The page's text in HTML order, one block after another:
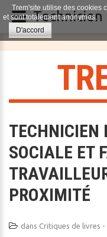
TR
TECHNICIEN
SOCIALE ET
PROXIMITÉ
dans Critiques de livres
Trem'site utilise des cookies
et sont totalement anonymes.
D'accord